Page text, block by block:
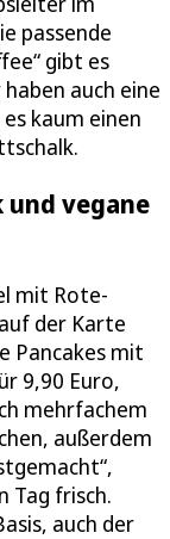
passende
gibt es
auch eine
kaum einen
und vegane
mit Rote-
der Karte
Pancakes mit
9,90 Euro,
mehrfachem
außerdem
Tag frisch.
auch der